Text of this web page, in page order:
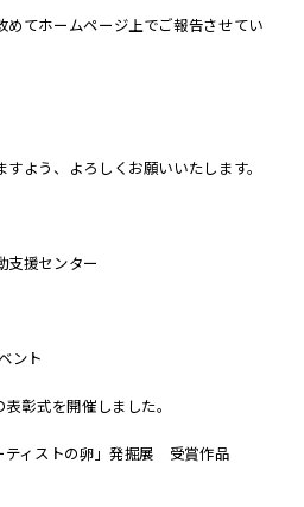
てホームページ上でご報告させてい
よう、よろしくお願いいたします。
支援センター
ント
彰式を開催しました。
ティストの卵」発掘展 受賞作品